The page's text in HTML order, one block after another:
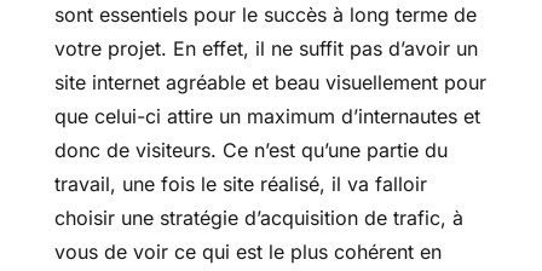
sont essentiels pour le succès à long terme de
votre projet. En effet, il ne suffit pas d’avoir un
site internet agréable et beau visuellement pour
que celui-ci attire un maximum d’internautes et
donc de visiteurs. Ce n’est qu’une partie du
travail, une fois le site réalisé, il va falloir
choisir une stratégie d’acquisition de trafic, à
vous de voir ce qui est le plus cohérent en